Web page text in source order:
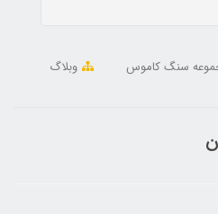
سنگ کاموس وبلاگ